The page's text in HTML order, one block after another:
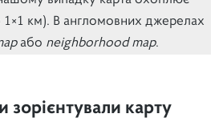
км). В англомовних джерелах
або neighborhood map.
карту